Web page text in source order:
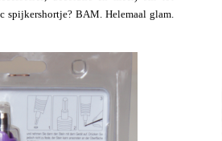
spijkershortje? BAM. Helemaal glam.